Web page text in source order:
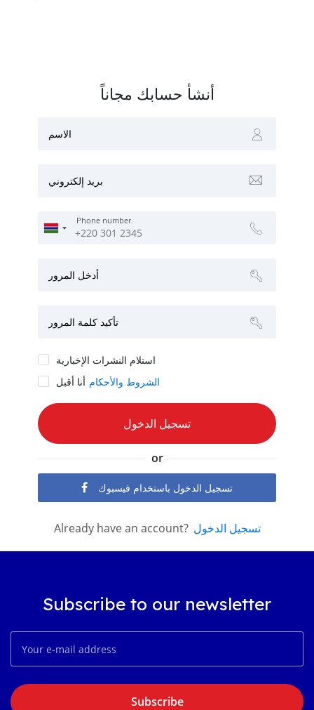
أنشأ حسابك مجاناً
الاسم
بريد إلكتروني
Phone number
أدخل المرور
تأكيد كلمة المرور
استلام النشرات الإخبارية
أنا أقبل الشروط والأحكام
or
تسجيل الدخول باستخدام فيسبوك
Already have an account? تسجيل الدخول
Subscribe to our newsletter
Subscribe